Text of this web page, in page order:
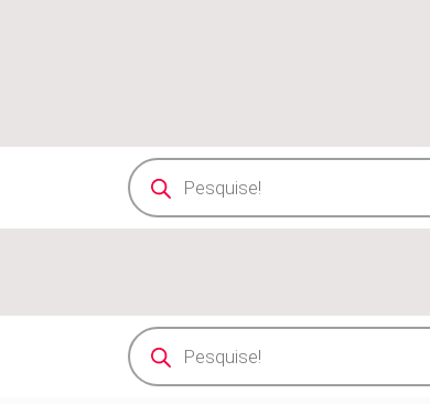
Pesquisar
produtos
Pesquisar
produtos